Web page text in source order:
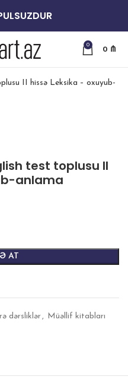
0
0 ₼
test toplusu II
anlama
AT
dərsliklər , Müəllif kitabları